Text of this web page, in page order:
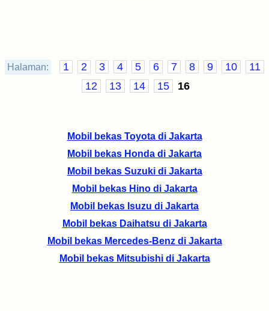
Mobil bekas Toyota di Jakarta
Mobil bekas Honda di Jakarta
Mobil bekas Suzuki di Jakarta
Mobil bekas Hino di Jakarta
Mobil bekas Isuzu di Jakarta
Mobil bekas Daihatsu di Jakarta
Mobil bekas Mercedes-Benz di Jakarta
Mobil bekas Mitsubishi di Jakarta
Halaman: 1 2 3 4 5 6 7 8 9 10
11
12
13 14 15 16